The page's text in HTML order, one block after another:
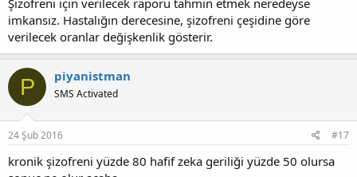
Şizofreni için verilecek raporu tahmin etmek neredeyse
imkansız. Hastalığın derecesine, şizofreni çeşidine göre
verilecek oranlar değişkenlik gösterir.
P piyanistman
SMS Activated
24 Şub 2016 #17
kronik şizofreni yüzde 80 hafif zeka geriliği yüzde 50 olursa